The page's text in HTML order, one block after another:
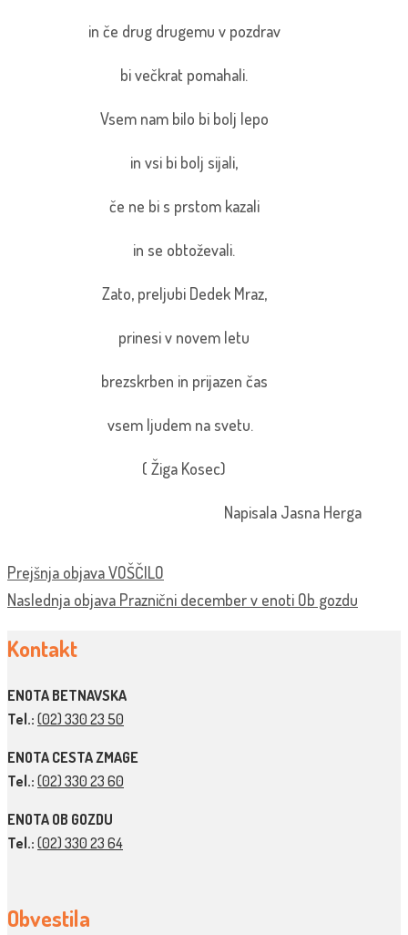
in če drug drugemu v pozdrav
bi večkrat pomahali.
Vsem nam bilo bi bolj lepo
in vsi bi bolj sijali,
če ne bi s prstom kazali
in se obtoževali.
Zato, preljubi Dedek Mraz,
prinesi v novem letu
brezskrben in prijazen čas
vsem ljudem na svetu.
( Žiga Kosec)
Napisala Jasna Herga
Prejšnja objavaVOŠČILO
Naslednja objava Praznični december v enoti Ob gozdu
Kontakt
ENOTA BETNAVSKA
Tel.: (02) 330 23 50
ENOTA CESTA ZMAGE
Tel.: (02) 330 23 60
ENOTA OB GOZDU
Tel.: (02) 330 23 64
Obvestila